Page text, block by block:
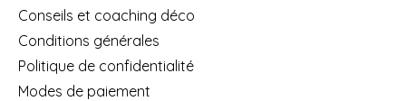
Conseils et coaching déco
Conditions générales
Politique de confidentialité
Modes de paiement